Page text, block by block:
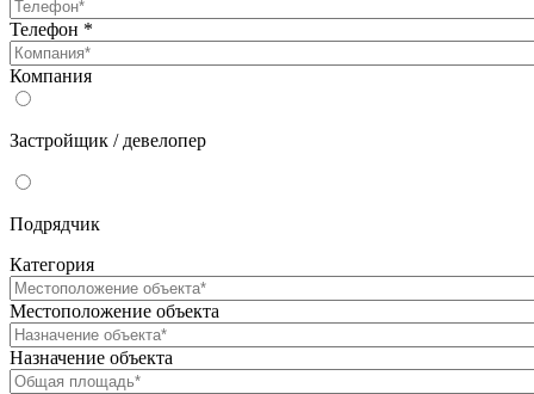
Телефон *
Компания
Застройщик / девелопер
Подрядчик
Категория
Местоположение объекта
Назначение объекта